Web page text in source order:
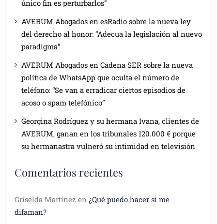
único fin es perturbarlos”
AVERUM Abogados en esRadio sobre la nueva ley
del derecho al honor: “Adecua la legislación al nuevo
paradigma”
AVERUM Abogados en Cadena SER sobre la nueva
política de WhatsApp que oculta el número de
teléfono: “Se van a erradicar ciertos episodios de
acoso o spam telefónico”
Georgina Rodríguez y su hermana Ivana, clientes de
AVERUM, ganan en los tribunales 120.000 € porque
su hermanastra vulneró su intimidad en televisión
Comentarios recientes
Griselda Martínez en ¿Qué puedo hacer si me
difaman?